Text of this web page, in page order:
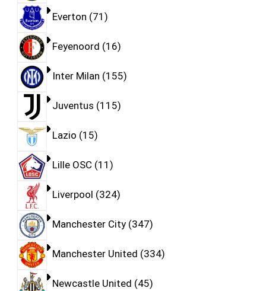
Everton 71
Feyenoord 16
Inter Milan 155
Juventus 115
Lazio 15
Lille OSC 11
Liverpool 324
Manchester City 347
Manchester United 334
Newcastle United 45